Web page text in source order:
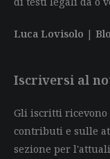
Luca Lovisolo |
Iscriversi al
Gli iscritti
contributi e sulle
sezione per